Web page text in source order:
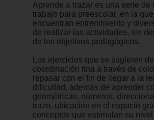
Aprende a trazar es una serie de
trabajo para preescolar, en la
encuentran entrenimiento y
de realizar las actividades, sin
de los objetivos pedagógicos.
Los ejercicios que se sugieren
coordinación fina a través de
repasar con el fin de llegar a la
dificultad, además de aprender
geométricas, números,
trazo, ubicación en el espacio
conceptos que estimulan su